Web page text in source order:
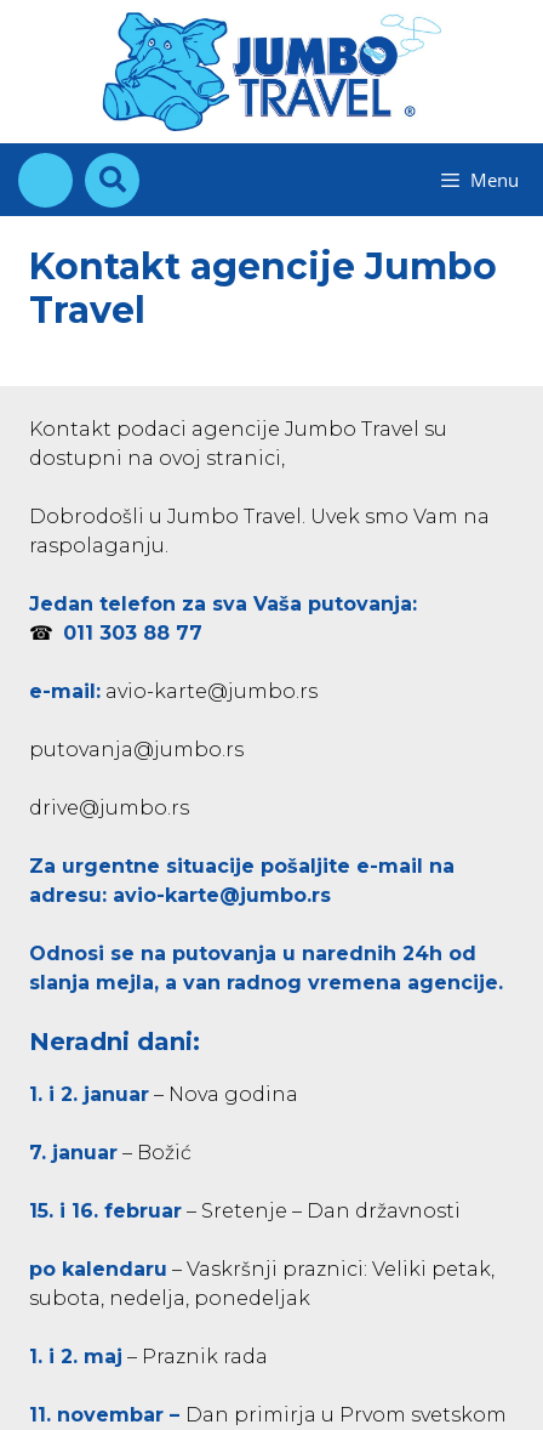
Menu
Kontakt agencije Jumbo
Travel
Kontakt podaci agencije Jumbo Travel su
dostupni na ovoj stranici,
Dobrodošli u Jumbo Travel. Uvek smo Vam na
raspolaganju.
Jedan telefon za sva Vaša putovanja:
☎ 011 303 88 77
e-mail: avio-karte@jumbo.rs
putovanja@jumbo.rs
drive@jumbo.rs
Za urgentne situacije pošaljite e-mail na
adresu: avio-karte@jumbo.rs
Odnosi se na putovanja u narednih 24h od
slanja mejla, a van radnog vremena agencije.
Neradni dani:
1. i 2. januar – Nova godina
7. januar – Božić
15. i 16. februar – Sretenje – Dan državnosti
po kalendaru – Vaskršnji praznici: Veliki petak,
subota, nedelja, ponedeljak
1. i 2. maj – Praznik rada
11. novembar – Dan primirja u Prvom svetskom